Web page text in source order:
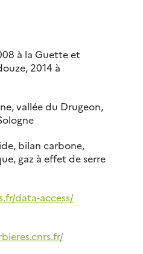
à la Guette et
2014 à
vallée du Drugeon,
bilan carbone,
gaz à effet de serre
data-access/